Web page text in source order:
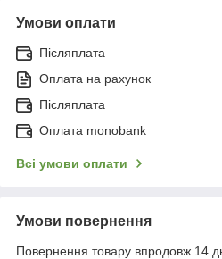
Умови оплати
Післяплата
Оплата на рахунок
Післяплата
Оплата monobank
Всі умови оплати
Умови повернення
Повернення товару впродовж 14